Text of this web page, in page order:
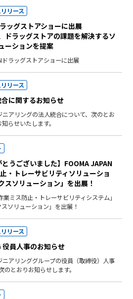
リース
ッグストアショーに出展
ドラッグストアの課題を解決するソ
ーションを提案
ドラッグストアショーに出展
リース
に関するお知らせ
アリングの法人統合について、次のとお
知らせいたします。
とうございました】FOOMA JAPAN
・トレーサビリティソリューショ
スソリューション」を出展！
業ミス防止・トレーサビリティシステム」
スソリューション」を出展！
リース
役員人事のお知らせ
アリンググループの役員（取締役）人事
のとおりお知らせします。